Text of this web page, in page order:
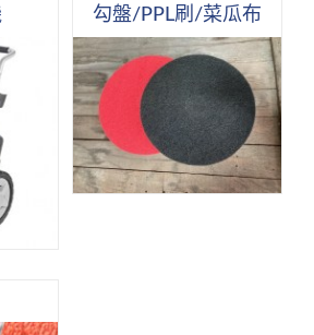
勾盤/PPL刷/菜瓜布